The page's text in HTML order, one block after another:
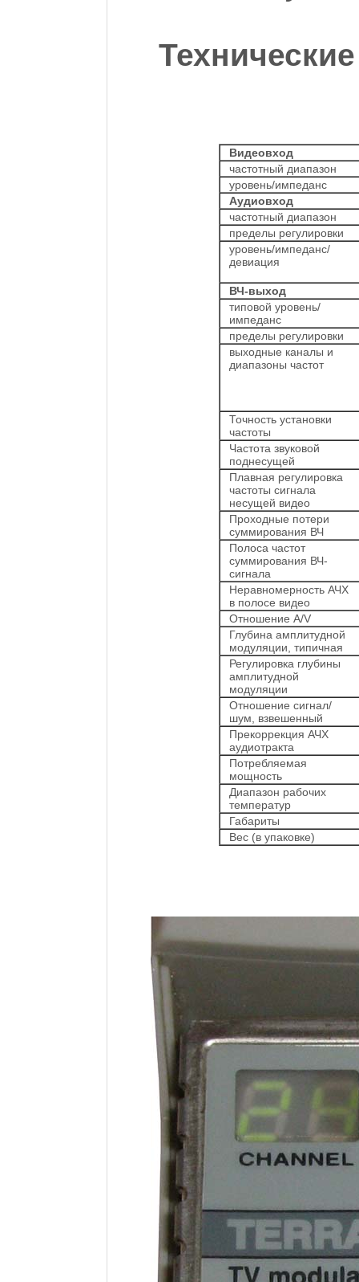
Видеовход
частотный диапазон
уровень/импеданс
Аудиовход
частотный диапазон
пределы регулировки
уровень/импеданс/
девиация
ВЧ-выход
типовой уровень/
импеданс
пределы регулировки
выходные каналы и
диапазоны частот
Точность установки
частоты
Частота звуковой
поднесущей
Плавная регулировка
частоты сигнала
несущей видео
Проходные потери
суммирования ВЧ
Полоса частот
суммирования ВЧ-
сигнала
Неравномерность АЧХ
в полосе видео
Отношение A/V
Глубина амплитудной
модуляции, типичная
Регулировка глубины
амплитудной
модуляции
Отношение сигнал/
шум, взвешенный
Прекоррекция АЧХ
аудиотракта
Потребляемая
мощность
Диапазон рабочих
температур
Габариты
Вес (в упаковке)